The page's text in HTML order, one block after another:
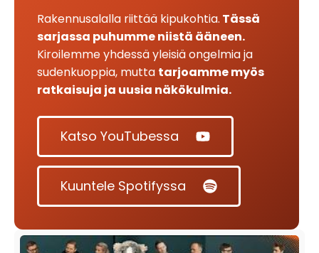
Rakennusalalla riittää kipukohtia. Tässä
sarjassa puhumme niistä ääneen.
Kiroilemme yhdessä yleisiä ongelmia ja
sudenkuoppia, mutta tarjoamme myös
ratkaisuja ja uusia näkökulmia.
Katso YouTubessa
Kuuntele Spotifyssa